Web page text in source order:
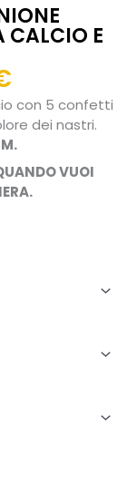
CALCIO E
di
prezzo:
da
9,50€
a
con 5 confetti
dei nastri.
VUOI